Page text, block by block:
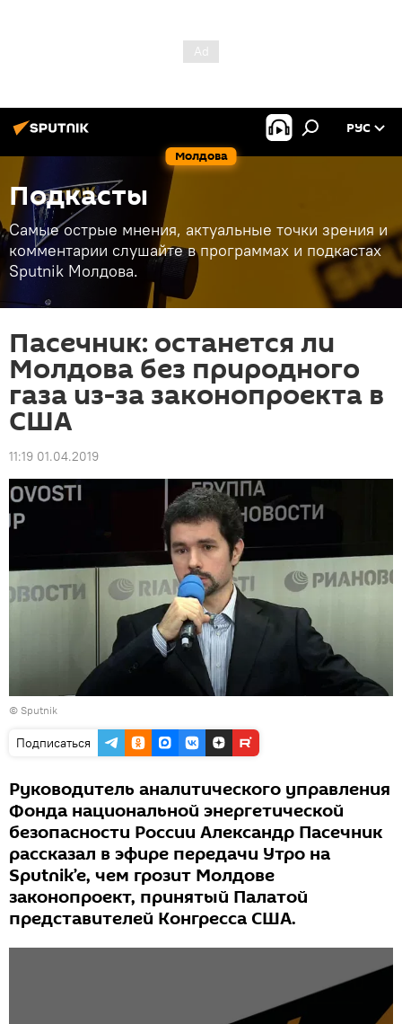
Молдова
РУС
Подкасты
Самые острые мнения, актуальные точки зрения и
комментарии слушайте в программах и подкастах
Sputnik Молдова.
Пасечник: останется ли
Молдова без природного
газа из-за законопроекта в
США
11:19 01.04.2019
© Sputnik
Подписаться
Руководитель аналитического управления
Фонда национальной энергетической
безопасности России Александр Пасечник
рассказал в эфире передачи Утро на
Sputnik’e, чем грозит Молдове
законопроект, принятый Палатой
представителей Конгресса США.